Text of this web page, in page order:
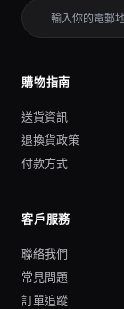
購物指南
送貨資訊
退換貨政策
付款方式
客戶服務
聯絡我們
常見問題
訂單追蹤